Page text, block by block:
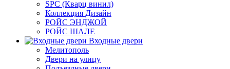
SPC (Кварц винил)
Коллекция Дизайн
РОЙС ЭНДЖОЙ
РОЙС ШАЛЕ
Входные двери
Мелитополь
Двери на улицу